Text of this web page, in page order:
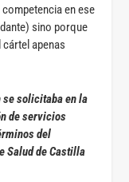
en ese
sino porque
apenas
se solicitaba en la
de servicios
del
Salud de Castilla